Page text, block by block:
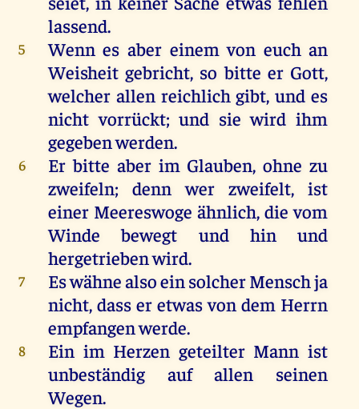
lassend.
5
Wenn es aber einem von euch an
Weisheit gebricht, so bitte er Gott,
welcher allen reichlich gibt, und es
nicht vorrückt; und sie wird ihm
gegeben werden.
6
Er bitte aber im Glauben, ohne zu
zweifeln; denn wer zweifelt, ist
einer Meereswoge ähnlich, die vom
Winde bewegt und hin und
hergetrieben wird.
7
Es wähne also ein solcher Mensch ja
nicht, dass er etwas von dem Herrn
empfangen werde.
8
Ein im Herzen geteilter Mann ist
unbeständig auf allen seinen
Wegen.